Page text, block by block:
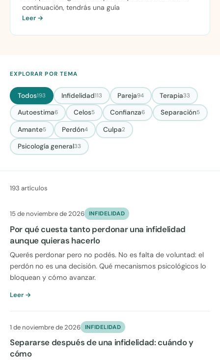
continuación, tendrás una guía
Leer →
EXPLORAR POR TEMA
Todos193 Infidelidad113 Pareja94 Terapia33
Autoestima6 Celos5 Confianza6 Separación5
Amante5 Perdón4 Culpa2
Psicología general33
193 artículos
15 de noviembre de 2026 INFIDELIDAD
Por qué cuesta tanto perdonar una infidelidad
aunque quieras hacerlo
Querés perdonar pero no podés. No es falta de voluntad: el
perdón no es una decisión. Qué mecanismos psicológicos lo
bloquean y cómo avanzar.
Leer →
1 de noviembre de 2026 INFIDELIDAD
Separarse después de una infidelidad: cuándo y
cómo